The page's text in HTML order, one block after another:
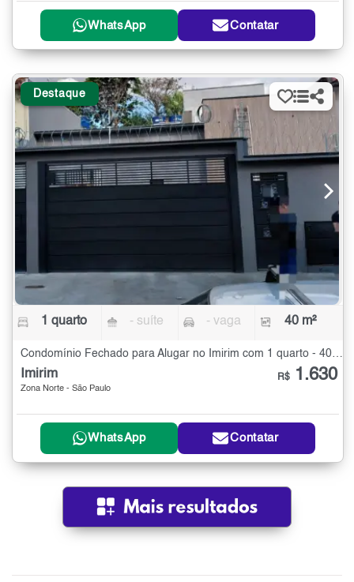
WhatsApp Contatar
Destaque
1 quarto - suíte - vaga 40 m²
Condomínio Fechado para Alugar no Imirim com 1 quarto - 40 m²
Imirim
Zona Norte - São Paulo
R$ 1.630
WhatsApp Contatar